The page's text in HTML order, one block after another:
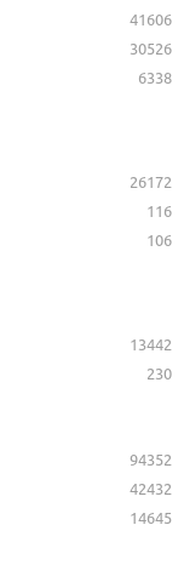
41606
30526
6338
26172
116
106
13442
230
94352
42432
14645